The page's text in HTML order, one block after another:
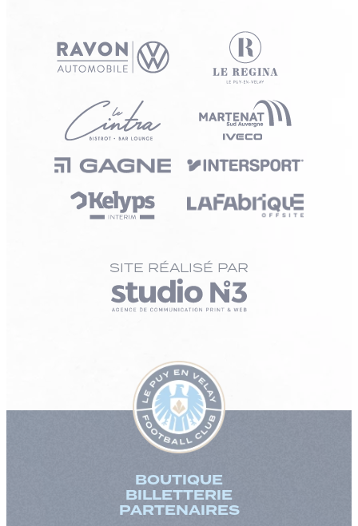
SITE RÉALISÉ PAR
BOUTIQUE
BILLETTERIE
PARTENAIRES